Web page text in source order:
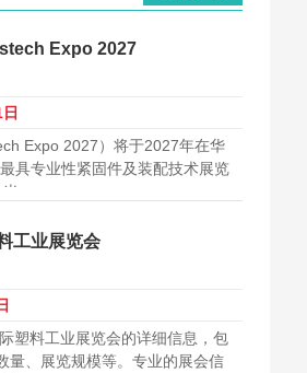
Expo 2027
Expo 2027）将于2027年在华
具专业性紧固件及装配技术展览
。
工业展览会
塑料工业展览会的详细信息，包
量、展览规模等。专业的展会信